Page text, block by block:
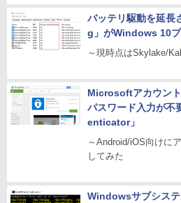
バッテリ駆動を延
g」がWindows 10
～現時点はSkylake/
Microsoftアカウン
パスワード入力が
enticator」
～Android/iOS向けに
してみた
Windowsサブシス